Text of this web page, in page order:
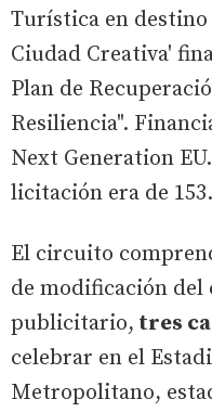
Turística en
Ciudad Creativa'
Plan de
Resiliencia".
Next Generation
licitación era de
El circuito
de modificación
publicitario, tres
celebrar en el
Metropolitano,